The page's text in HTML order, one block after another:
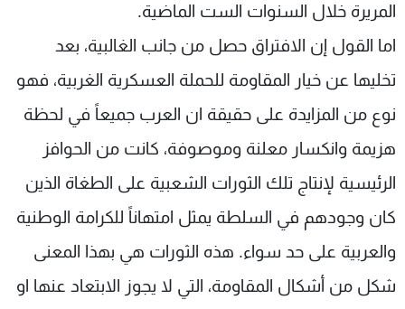
المريرة خلال السنوات الست الماضية.
اما القول إن الافتراق حصل من جانب الغالبية، بعد
تخليها عن خيار المقاومة للحملة العسكرية الغربية، فهو
نوع من المزايدة على حقيقة ان العرب جميعاً في لحظة
هزيمة وانكسار معلنة وموصوفة، كانت من الحوافز
الرئيسية لإنتاج تلك الثورات الشعبية على الطغاة الذين
كان وجودهم في السلطة يمثل امتهاناً للكرامة الوطنية
والعربية على حد سواء. هذه الثورات هي بهذا المعنى
شكل من أشكال المقاومة، التي لا يجوز الابتعاد عنها او